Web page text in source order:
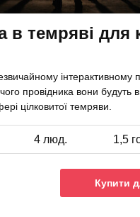
в темряві для
інтерактивному
провідника вони будуть
цілковитої темряви.
4 люд. 1,5
Купити